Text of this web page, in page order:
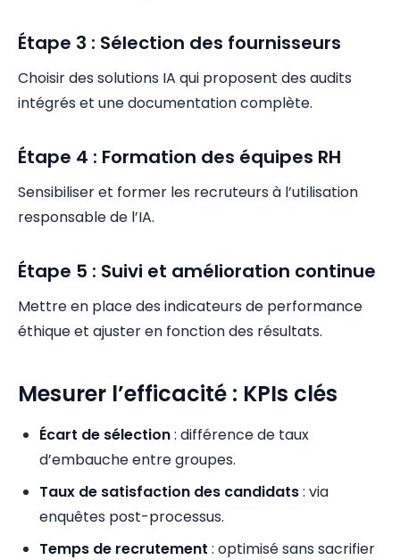
Étape 3 : Sélection des fournisseurs
Choisir des solutions IA qui proposent des audits
intégrés et une documentation complète.
Étape 4 : Formation des équipes RH
Sensibiliser et former les recruteurs à l’utilisation
responsable de l’IA.
Étape 5 : Suivi et amélioration continue
Mettre en place des indicateurs de performance
éthique et ajuster en fonction des résultats.
Mesurer l’efficacité : KPIs clés
Écart de sélection: différence de taux
d’embauche entre groupes.
Taux de satisfaction des candidats: via
enquêtes post-processus.
Temps de recrutement : optimisé sans sacrifier